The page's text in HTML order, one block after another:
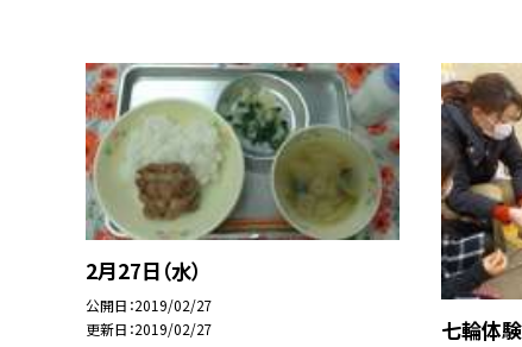
2月27日（水）
公開日 2019/02/27
更新日 2019/02/27
七輪体